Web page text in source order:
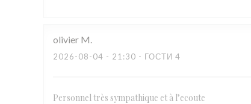
olivier M
2026-08-04 - 21:30 - ГОСТИ 4
Personnel très sympathique et à l’ecoute